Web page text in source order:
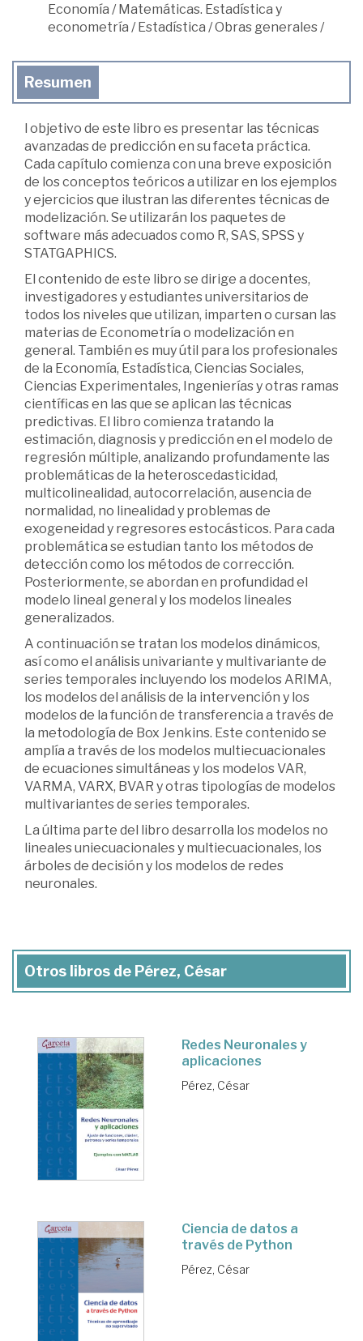
Economía /Matemáticas. Estadística y
econometría /Estadística /Obras generales /
Resumen
l objetivo de este libro es presentar las técnicas
avanzadas de predicción en su faceta práctica.
Cada capítulo comienza con una breve exposición
de los conceptos teóricos a utilizar en los ejemplos
y ejercicios que ilustran las diferentes técnicas de
modelización. Se utilizarán los paquetes de
software más adecuados como R, SAS, SPSS y
STATGAPHICS.
El contenido de este libro se dirige a docentes,
investigadores y estudiantes universitarios de
todos los niveles que utilizan, imparten o cursan las
materias de Econometría o modelización en
general. También es muy útil para los profesionales
de la Economía, Estadística, Ciencias Sociales,
Ciencias Experimentales, Ingenierías y otras ramas
científicas en las que se aplican las técnicas
predictivas. El libro comienza tratando la
estimación, diagnosis y predicción en el modelo de
regresión múltiple, analizando profundamente las
problemáticas de la heteroscedasticidad,
multicolinealidad, autocorrelación, ausencia de
normalidad, no linealidad y problemas de
exogeneidad y regresores estocásticos. Para cada
problemática se estudian tanto los métodos de
detección como los métodos de corrección.
Posteriormente, se abordan en profundidad el
modelo lineal general y los modelos lineales
generalizados.
A continuación se tratan los modelos dinámicos,
así como el análisis univariante y multivariante de
series temporales incluyendo los modelos ARIMA,
los modelos del análisis de la intervención y los
modelos de la función de transferencia a través de
la metodología de Box Jenkins. Este contenido se
amplía a través de los modelos multiecuacionales
de ecuaciones simultáneas y los modelos VAR,
VARMA, VARX, BVAR y otras tipologías de modelos
multivariantes de series temporales.
La última parte del libro desarrolla los modelos no
lineales uniecuacionales y multiecuacionales, los
árboles de decisión y los modelos de redes
neuronales.
Otros libros de Pérez, César
Redes Neuronales y
aplicaciones
Pérez, César
Ciencia de datos a
través de Python
Pérez, César